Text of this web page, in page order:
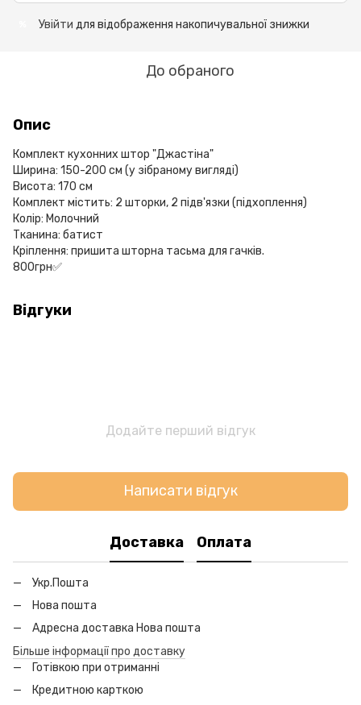
Увійти для відображення накопичувальної знижки
До обраного
Опис
Комплект кухонних штор "Джастіна"
Ширина: 150-200 см (у зібраному вигляді)
Висота: 170 см
Комплект містить: 2 шторки, 2 підв'язки (підхоплення)
Колір: Молочний
Тканина: батист
Кріплення: пришита шторна тасьма для гачків.
800грн✅
Відгуки
Додайте перший відгук
Написати відгук
Доставка Оплата
Укр.Пошта
Нова пошта
Адресна доставка Нова пошта
Більше інформації про доставку
Готівкою при отриманні
Кредитною карткою